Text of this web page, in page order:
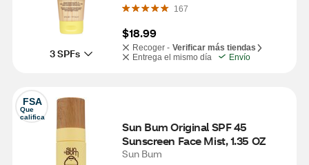
3 SPFs
167
$18.99
Recoger - Verificar más tiendas
Entrega el mismo día
Envío
FSA
Que
califica
Sun Bum Original SPF 45
Sunscreen Face Mist, 1.35 OZ
Sun Bum